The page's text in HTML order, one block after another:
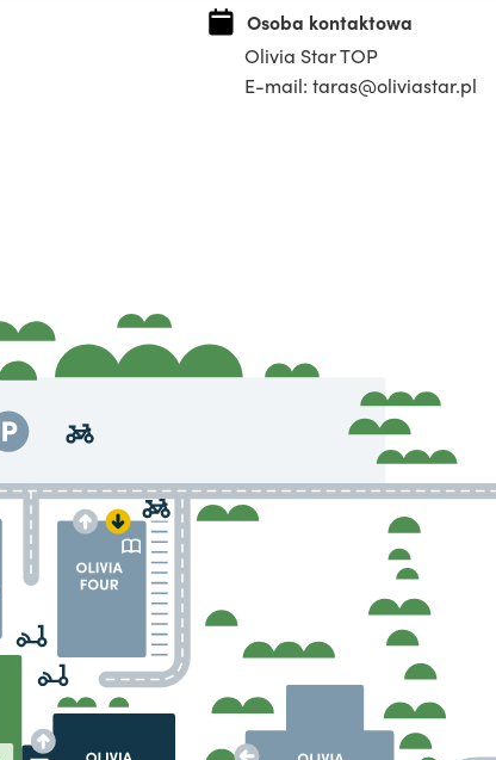
Osoba kontaktowa
Olivia Star TOP
E-mail: taras@oliviastar.pl